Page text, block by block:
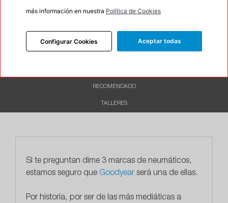
RECOMENDADO
TALLERES
Si te preguntan dime 3 marcas de neumáticos,
estamos seguro que Goodyear será una de ellas.
Por historia, por ser de las más mediáticas a
más información en nuestra Política de Cookies
Configurar Cookies Aceptar todas